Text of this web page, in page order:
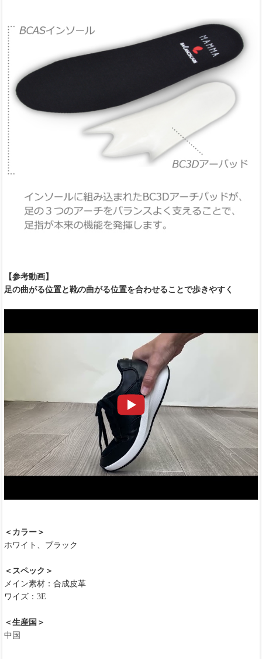
【参考動画】
足の曲がる位置と靴の曲がる位置を合わせることで歩きやすく
＜カラー＞
ホワイト、ブラック
＜スペック＞
メイン素材：合成皮革
ワイズ：3E
＜生産国＞
中国